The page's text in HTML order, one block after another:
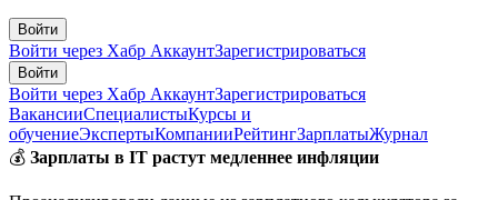
Войти
Войти через Хабр АккаунтЗарегистрироваться
Войти
Войти через Хабр АккаунтЗарегистрироваться
ВакансииСпециалистыКурсы и
обучениеЭкспертыКомпанииРейтингЗарплатыЖурнал
💰 Зарплаты в IT растут медленнее инфляции